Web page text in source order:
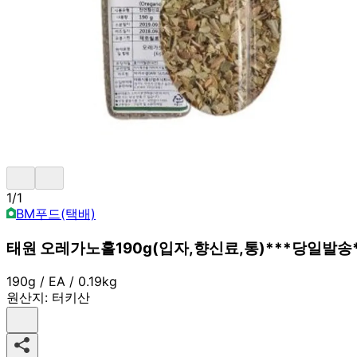
1/1
BM푸드(택배)
태원 오레가노홀190g(입자,향신료,통)***당일발
190g / EA / 0.19kg
원산지: 터키산